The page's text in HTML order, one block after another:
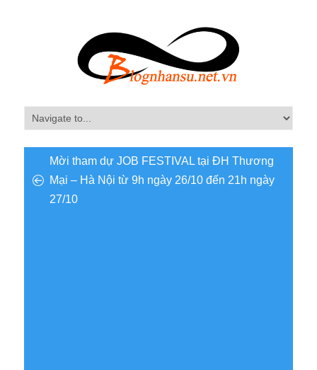
Mời tham dự JOB FESTIVAL tại ĐH Thương
Mại – Hà Nội từ 9h ngày 26/10 đến 21h ngày
27/10